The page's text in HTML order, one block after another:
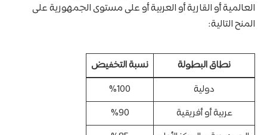
العالمية أو القارية أو العربية أو على مستوى الجمهورية على
المنح التالية:
نطاق البطولة
نسبة التخفيض
دولية
%100
عربية أو أفريقية
%90